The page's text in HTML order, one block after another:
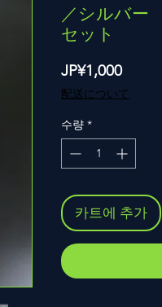
／シルバ
セット
JP¥1,000가
격
配送について
수량 *
카트에 추가